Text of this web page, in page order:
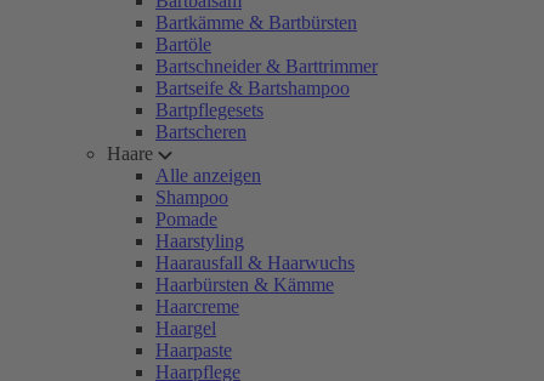
Bartkämme & Bartbürsten
Bartöle
Bartschneider & Barttrimmer
Bartseife & Bartshampoo
Bartpflegesets
Bartscheren
Haare
Alle anzeigen
Shampoo
Pomade
Haarstyling
Haarausfall & Haarwuchs
Haarbürsten & Kämme
Haarcreme
Haargel
Haarpaste
Haarpflege